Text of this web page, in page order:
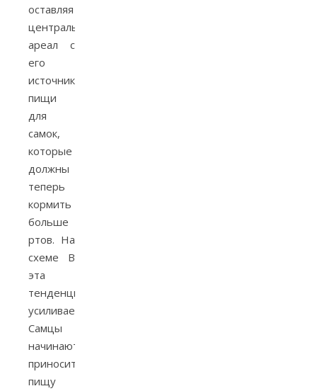
оставляя
центральный
ареал с
его
источниками
пищи
для
самок,
которые
должны
теперь
кормить
больше
ртов. На
схеме В
эта
тенденция
усиливается.
Самцы
начинают
приносить
пищу